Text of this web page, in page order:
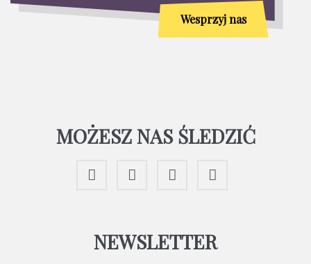
Wesprzyj nas
MOŻESZ NAS ŚLEDZIĆ
NEWSLETTER